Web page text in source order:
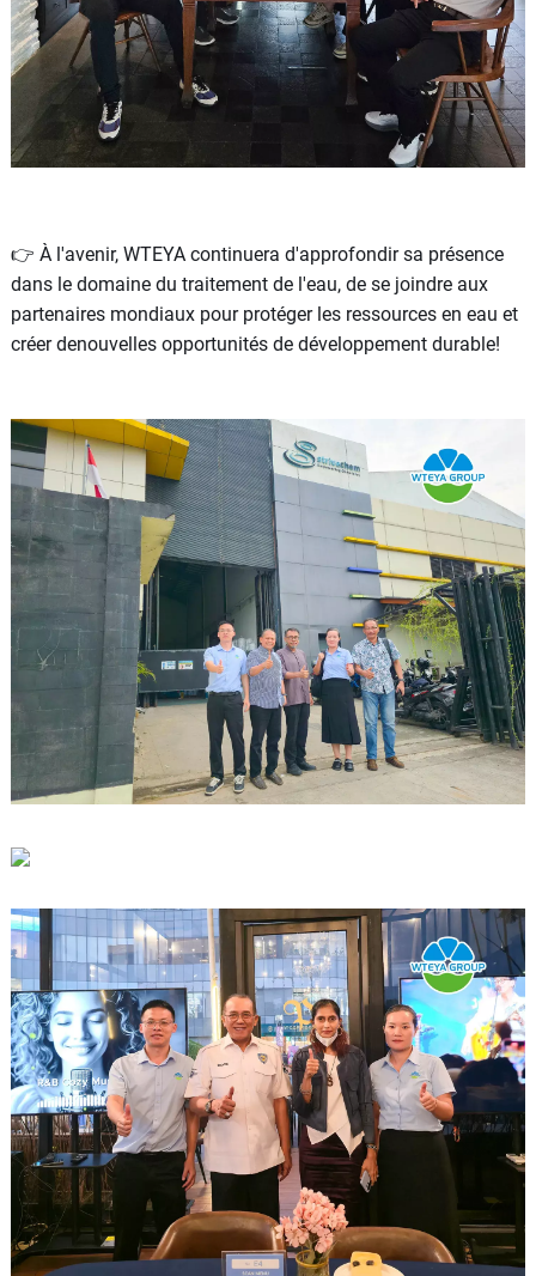
👉 À l'avenir, WTEYA continuera d'approfondir sa présence
dans le domaine du traitement de l'eau, de se joindre aux
partenaires mondiaux pour protéger les ressources en eau et
créer denouvelles opportunités de développement durable!